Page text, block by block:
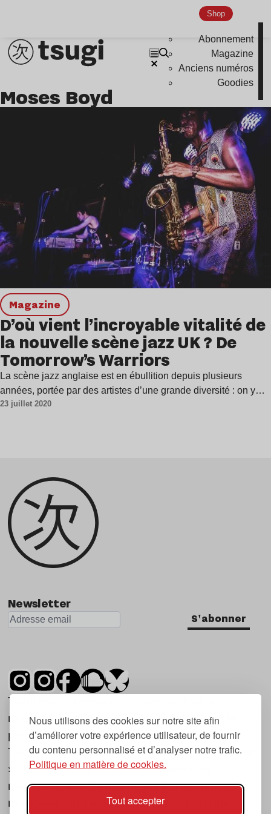
Nous utilisons des cookies sur notre site afin
d’améliorer votre expérience utilisateur, de fournir
du contenu personnalisé et d’analyser notre trafic.
Politique en matière de cookies.
Tout accepter
Shop
Abonnement
Magazine
Anciens numéros
Goodies
Moses Boyd
magazine
D’où vient l’incroyable vitalité de
la nouvelle scène jazz UK ? De
Tomorrow’s Warriors
La scène jazz anglaise est en ébullition depuis plusieurs
années, portée par des artistes d’une grande diversité : on y…
23 juillet 2020
Newsletter
S'abonner
Tsugi est un mensuel indépendant sur la
musique et les nouvelles tendances, dont la
première parution date de 2007.
Tsugi en japonais signifie « prochain », « suivant
», ce qui correspond à la thématique du
magazine, à l’affût des nouvelles tendances
musicales, qu’elles viennent de la musique